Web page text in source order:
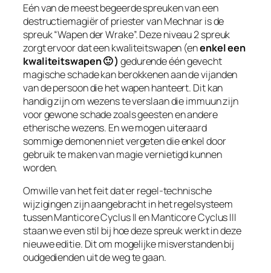
Eén van de meest begeerde spreuken van een
destructiemagiër of priester van Mechnar is de
spreuk “Wapen der Wrake”. Deze niveau 2 spreuk
zorgt ervoor dat een kwaliteitswapen (enenkel een
kwaliteitswapen 🙂 ) gedurende één gevecht
magische schade kan berokkenen aan de vijanden
van de persoon die het wapen hanteert. Dit kan
handig zijn om wezens te verslaan die immuun zijn
voor gewone schade zoals geesten en andere
etherische wezens. En we mogen uiteraard
sommige demonen niet vergeten die enkel door
gebruik te maken van magie vernietigd kunnen
worden.
Omwille van het feit dat er regel-technische
wijzigingen zijn aangebracht in het regelsysteem
tussen Manticore Cyclus II en Manticore Cyclus III
staan we even stil bij hoe deze spreuk werkt in deze
nieuwe editie. Dit om mogelijke misverstanden bij
oudgedienden uit de weg te gaan.